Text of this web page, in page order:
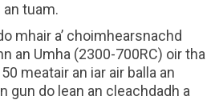
an tuam.
mhair a’ choimhearsnachd
an Umha (2300-700RC) oir tha
meatair an iar air balla an
gun do lean an cleachdadh a